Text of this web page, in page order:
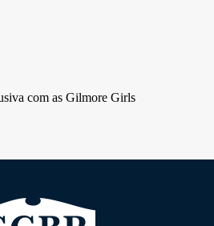
com as Gilmore Girls